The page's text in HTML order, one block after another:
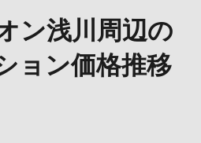
ン浅川周辺の
ョン価格推移